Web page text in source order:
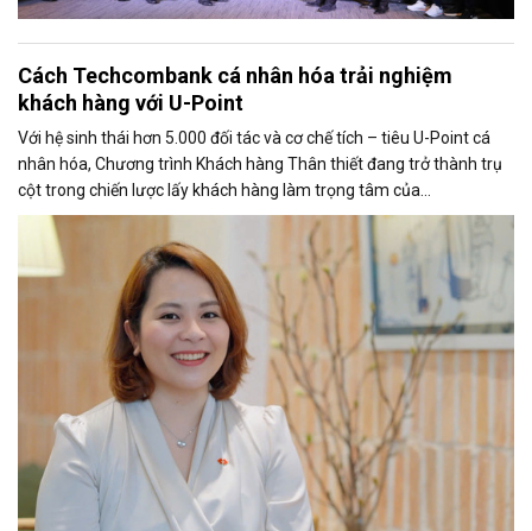
Cách Techcombank cá nhân hóa trải nghiệm
khách hàng với U-Point
Với hệ sinh thái hơn 5.000 đối tác và cơ chế tích – tiêu U-Point cá
nhân hóa, Chương trình Khách hàng Thân thiết đang trở thành trụ
cột trong chiến lược lấy khách hàng làm trọng tâm của
Techcombank.